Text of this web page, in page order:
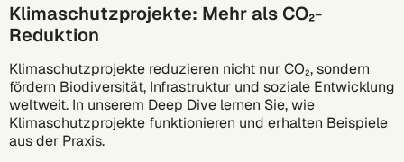
Klimaschutzprojekte: Mehr als CO₂-
Reduktion
Klimaschutzprojekte reduzieren nicht nur CO₂, sondern
fördern Biodiversität, Infrastruktur und soziale Entwicklung
weltweit. In unserem Deep Dive lernen Sie, wie
Klimaschutzprojekte funktionieren und erhalten Beispiele
aus der Praxis.